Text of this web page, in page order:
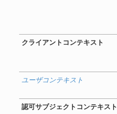
クライアントコンテキスト
ユーザコンテキスト
認可サブジェクトコンテキスト